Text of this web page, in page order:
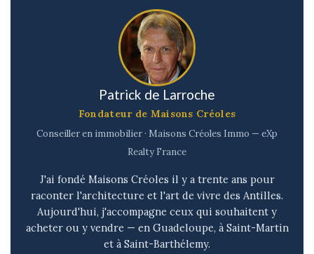
Patrick de Larroche
Fondateur de Maisons Créoles
Conseiller en immobilier · Maisons Créoles Immo — eXp
Realty France
J'ai fondé Maisons Créoles il y a trente ans pour
raconter l'architecture et l'art de vivre des Antilles.
Aujourd'hui, j'accompagne ceux qui souhaitent y
acheter ou y vendre — en Guadeloupe, à Saint-Martin
et à Saint-Barthélemy.